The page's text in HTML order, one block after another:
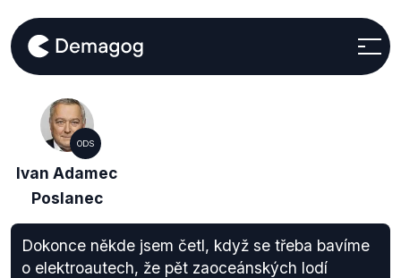
ODS
Ivan Adamec
Poslanec
Dokonce někde jsem četl, když se třeba bavíme
o elektroautech, že pět zaoceánských lodí